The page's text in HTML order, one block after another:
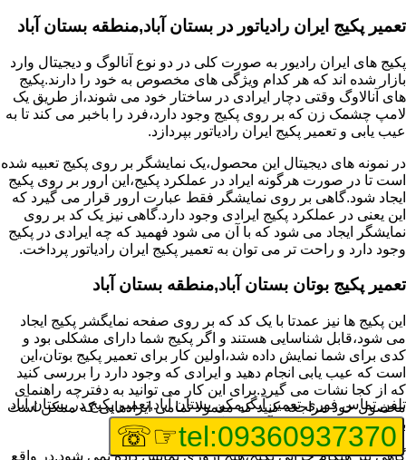
تعمیر پکیج ایران رادیاتور در بستان آباد,منطقه بستان آباد
پکیج های ایران رادیور به صورت کلی در دو نوع آنالوگ و دیجیتال وارد
بازار شده اند که هر کدام ویژگی های مخصوص به خود را دارند.پکیج
های آنالاوگ وقتی دچار ایرادی در ساختار خود می شوند،از طریق یک
لامپ چشمک زن که بر روی پکیج وجود دارد،فرد را باخبر می کند تا به
عیب یابی و تعمیر پکیج ایران رادیاتور بپردازد.
در نمونه های دیجیتال این محصول،یک نمایشگر بر روی پکیج تعبیه شده
است تا در صورت هرگونه ایراد در عملکرد پکیج،این ارور بر روی پکیج
ایجاد شود.گاهی بر روی نمایشگر فقط عبارت ارور قرار می گیرد که
این یعنی در عملکرد پکیج ایرادی وجود دارد.گاهی نیز یک کد بر روی
نمایشگر ایجاد می شود که با آن می شود فهمید که چه ایرادی در پکیج
وجود دارد و راحت تر می توان به تعمیر پکیج ایران رادیاتور پرداخت.
تعمیر پکیج بوتان بستان آباد,منطقه بستان آباد
این پکیج ها نیز عمدتا با یک کد که بر روی صفحه نمایگشر پکیج ایجاد
می شود،قابل شناسایی هستند و اگر پکیج شما دارای مشکلی بود و
کدی برای شما نمایش داده شد،اولین کار برای تعمیر پکیج بوتان،این
است که عیب یابی انجام دهید و ایرادی که وجود دارد را بررسی کنید
که از کجا نشات می گیرد.برای این کار می توانید به دفترچه راهنمای
محصول خود مراجعه کنید که معمولا تمامی ایرادهایی که ممکن است
برای پکیج پیش بیاید در آن قرار گرفته است.
گاهی نیز هنگام خرابی پکیج،هیچ اروری نمایش داده نمی شود.در واقع
تلفن تماس فوریتعمیر آبگرمکن بستان آباد,تعمیر پکیج در بستان آباد
tel:09360937370
☞☏